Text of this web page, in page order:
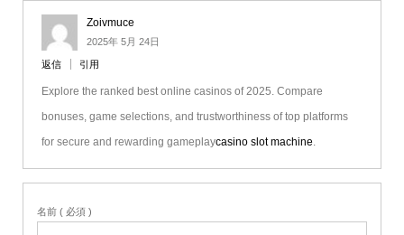
Zoivmuce
2025年 5月 24日
返信 引用
Explore the ranked best online casinos of 2025. Compare
bonuses, game selections, and trustworthiness of top platforms
for secure and rewarding gameplaycasino slot machine.
名前 ( 必須 )